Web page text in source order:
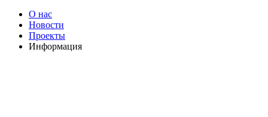
О нас
Новости
Проекты
Информация